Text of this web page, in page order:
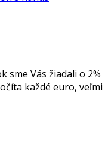
sme Vás žiadali o 2%
každé euro, veľmi